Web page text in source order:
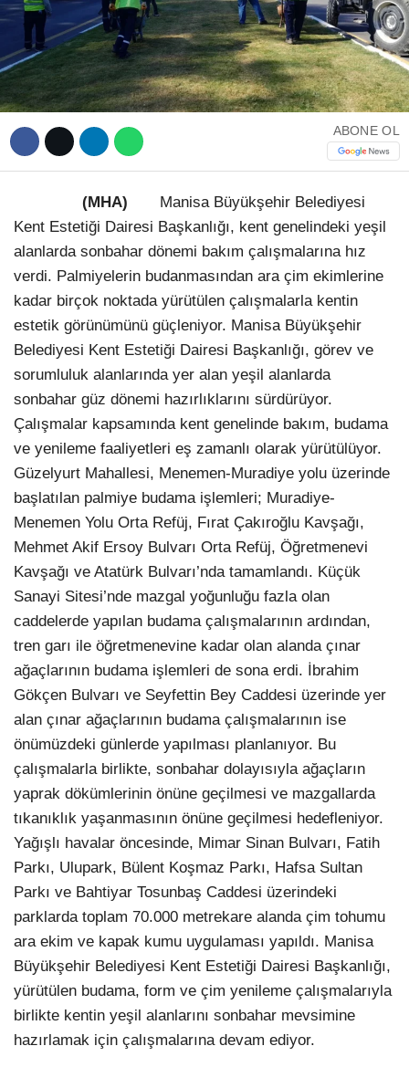
Facebook
Youtube
Telegram
ABONE OL
(MHA)
Manisa Büyükşehir Belediyesi
Kent Estetiği Dairesi Başkanlığı, kent genelindeki yeşil
alanlarda sonbahar dönemi bakım çalışmalarına hız
verdi. Palmiyelerin budanmasından ara çim ekimlerine
kadar birçok noktada yürütülen çalışmalarla kentin
estetik görünümünü güçleniyor. Manisa Büyükşehir
Belediyesi Kent Estetiği Dairesi Başkanlığı, görev ve
sorumluluk alanlarında yer alan yeşil alanlarda
sonbahar güz dönemi hazırlıklarını sürdürüyor.
Çalışmalar kapsamında kent genelinde bakım, budama
ve yenileme faaliyetleri eş zamanlı olarak yürütülüyor.
Güzelyurt Mahallesi, Menemen-Muradiye yolu üzerinde
başlatılan palmiye budama işlemleri; Muradiye-
Menemen Yolu Orta Refüj, Fırat Çakıroğlu Kavşağı,
Mehmet Akif Ersoy Bulvarı Orta Refüj, Öğretmenevi
Kavşağı ve Atatürk Bulvarı’nda tamamlandı. Küçük
Sanayi Sitesi’nde mazgal yoğunluğu fazla olan
caddelerde yapılan budama çalışmalarının ardından,
tren garı ile öğretmenevine kadar olan alanda çınar
ağaçlarının budama işlemleri de sona erdi. İbrahim
Gökçen Bulvarı ve Seyfettin Bey Caddesi üzerinde yer
alan çınar ağaçlarının budama çalışmalarının ise
önümüzdeki günlerde yapılması planlanıyor. Bu
çalışmalarla birlikte, sonbahar dolayısıyla ağaçların
yaprak dökümlerinin önüne geçilmesi ve mazgallarda
tıkanıklık yaşanmasının önüne geçilmesi hedefleniyor.
Yağışlı havalar öncesinde, Mimar Sinan Bulvarı, Fatih
Parkı, Ulupark, Bülent Koşmaz Parkı, Hafsa Sultan
Parkı ve Bahtiyar Tosunbaş Caddesi üzerindeki
parklarda toplam 70.000 metrekare alanda çim tohumu
ara ekim ve kapak kumu uygulaması yapıldı. Manisa
Büyükşehir Belediyesi Kent Estetiği Dairesi Başkanlığı,
yürütülen budama, form ve çim yenileme çalışmalarıyla
birlikte kentin yeşil alanlarını sonbahar mevsimine
hazırlamak için çalışmalarına devam ediyor.